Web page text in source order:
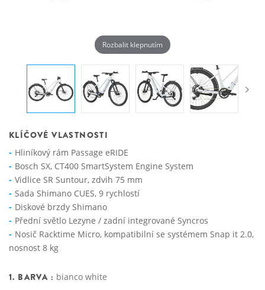
Rozbalit klepnutím
KLÍČOVÉ VLASTNOSTI
Hliníkový rám Passage eRIDE
Bosch SX, CT400 SmartSystem Engine System
Vidlice SR Suntour, zdvih 75 mm
Sada Shimano CUES, 9 rychlostí
Diskové brzdy Shimano
Přední světlo Lezyne / zadní integrované Syncros
Nosič Racktime Micro, kompatibilní se systémem Snap it 2.0,
nosnost 8 kg
1. BARVA : bianco white